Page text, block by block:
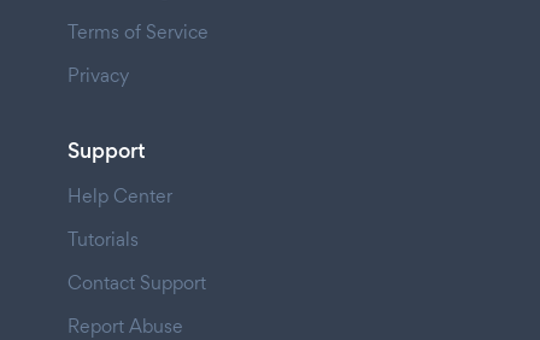
Terms of Service
Privacy
Support
Help Center
Tutorials
Contact Support
Report Abuse